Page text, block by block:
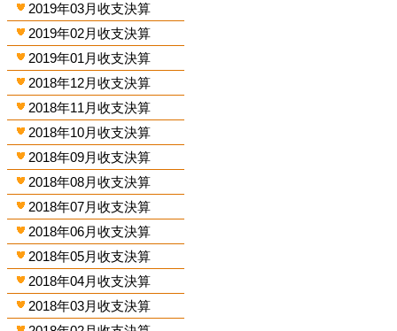
2019年03月收支決算
2019年02月收支決算
2019年01月收支決算
2018年12月收支決算
2018年11月收支決算
2018年10月收支決算
2018年09月收支決算
2018年08月收支決算
2018年07月收支決算
2018年06月收支決算
2018年05月收支決算
2018年04月收支決算
2018年03月收支決算